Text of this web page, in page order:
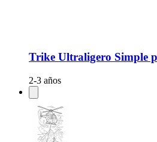
Trike Ultraligero Simple
2-3 años